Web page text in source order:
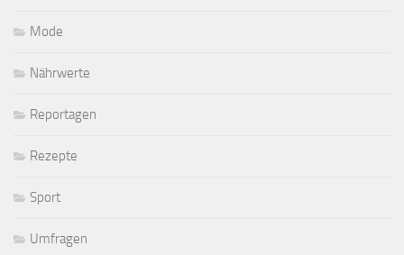
Mode
Nährwerte
Reportagen
Rezepte
Sport
Umfragen